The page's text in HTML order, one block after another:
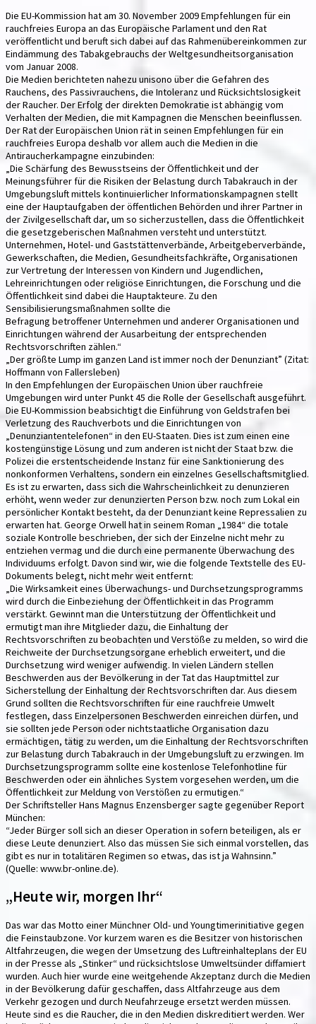
Die EU-Kommission hat am 30. November 2009 Empfehlungen für ein
rauchfreies Europa an das Europäische Parlament und den Rat
veröffentlicht und beruft sich dabei auf das Rahmenübereinkommen zur
Eindämmung des Tabakgebrauchs der Weltgesundheitsorganisation
vom Januar 2008.
Die Medien berichteten nahezu unisono über die Gefahren des
Rauchens, des Passivrauchens, die Intoleranz und Rücksichtslosigkeit
der Raucher. Der Erfolg der direkten Demokratie ist abhängig vom
Verhalten der Medien, die mit Kampagnen die Menschen beeinflussen.
Der Rat der Europäischen Union rät in seinen Empfehlungen für ein
rauchfreies Europa deshalb vor allem auch die Medien in die
Antiraucherkampagne einzubinden:
„Die Schärfung des Bewusstseins der Öffentlichkeit und der
Meinungsführer für die Risiken der Belastung durch Tabakrauch in der
Umgebungsluft mittels kontinuierlicher Informationskampagnen stellt
eine der Hauptaufgaben der öffentlichen Behörden und ihrer Partner in
der Zivilgesellschaft dar, um so sicherzustellen, dass die Öffentlichkeit
die gesetzgeberischen Maßnahmen versteht und unterstützt.
Unternehmen, Hotel- und Gaststättenverbände, Arbeitgeberverbände,
Gewerkschaften, die Medien, Gesundheitsfachkräfte, Organisationen
zur Vertretung der Interessen von Kindern und Jugendlichen,
Lehreinrichtungen oder religiöse Einrichtungen, die Forschung und die
Öffentlichkeit sind dabei die Hauptakteure. Zu den
Sensibilisierungsmaßnahmen sollte die
Befragung betroffener Unternehmen und anderer Organisationen und
Einrichtungen während der Ausarbeitung der entsprechenden
Rechtsvorschriften zählen.“
„Der größte Lump im ganzen Land ist immer noch der Denunziant” (Zitat:
Hoffmann von Fallersleben)
In den Empfehlungen der Europäischen Union über rauchfreie
Umgebungen wird unter Punkt 45 die Rolle der Gesellschaft ausgeführt.
Die EU-Kommission beabsichtigt die Einführung von Geldstrafen bei
Verletzung des Rauchverbots und die Einrichtungen von
„Denunziantentelefonen“ in den EU-Staaten. Dies ist zum einen eine
kostengünstige Lösung und zum anderen ist nicht der Staat bzw. die
Polizei die erstentscheidende Instanz für eine Sanktionierung des
nonkonformen Verhaltens, sondern ein einzelnes Gesellschaftsmitglied.
Es ist zu erwarten, dass sich die Wahrscheinlichkeit zu denunzieren
erhöht, wenn weder zur denunzierten Person bzw. noch zum Lokal ein
persönlicher Kontakt besteht, da der Denunziant keine Repressalien zu
erwarten hat. George Orwell hat in seinem Roman „1984“ die totale
soziale Kontrolle beschrieben, der sich der Einzelne nicht mehr zu
entziehen vermag und die durch eine permanente Überwachung des
Individuums erfolgt. Davon sind wir, wie die folgende Textstelle des EU-
Dokuments belegt, nicht mehr weit entfernt:
„Die Wirksamkeit eines Überwachungs- und Durchsetzungsprogramms
wird durch die Einbeziehung der Öffentlichkeit in das Programm
verstärkt. Gewinnt man die Unterstützung der Öffentlichkeit und
ermutigt man ihre Mitglieder dazu, die Einhaltung der
Rechtsvorschriften zu beobachten und Verstöße zu melden, so wird die
Reichweite der Durchsetzungsorgane erheblich erweitert, und die
Durchsetzung wird weniger aufwendig. In vielen Ländern stellen
Beschwerden aus der Bevölkerung in der Tat das Hauptmittel zur
Sicherstellung der Einhaltung der Rechtsvorschriften dar. Aus diesem
Grund sollten die Rechtsvorschriften für eine rauchfreie Umwelt
festlegen, dass Einzelpersonen Beschwerden einreichen dürfen, und
sie sollten jede Person oder nichtstaatliche Organisation dazu
ermächtigen, tätig zu werden, um die Einhaltung der Rechtsvorschriften
zur Belastung durch Tabakrauch in der Umgebungsluft zu erzwingen. Im
Durchsetzungsprogramm sollte eine kostenlose Telefonhotline für
Beschwerden oder ein ähnliches System vorgesehen werden, um die
Öffentlichkeit zur Meldung von Verstößen zu ermutigen.“
Der Schriftsteller Hans Magnus Enzensberger sagte gegenüber Report
München:
“Jeder Bürger soll sich an dieser Operation in sofern beteiligen, als er
diese Leute denunziert. Also das müssen Sie sich einmal vorstellen, das
gibt es nur in totalitären Regimen so etwas, das ist ja Wahnsinn.”
(Quelle: www.br-online.de).
„Heute wir, morgen Ihr“
Das war das Motto einer Münchner Old- und Youngtimerinitiative gegen
die Feinstaubzone. Vor kurzem waren es die Besitzer von historischen
Altfahrzeugen, die wegen der Umsetzung des Luftreinhalteplans der EU
in der Presse als „Stinker“ und rücksichtslose Umweltsünder diffamiert
wurden. Auch hier wurde eine weitgehende Akzeptanz durch die Medien
in der Bevölkerung dafür geschaffen, dass Altfahrzeuge aus dem
Verkehr gezogen und durch Neufahrzeuge ersetzt werden müssen.
Heute sind es die Raucher, die in den Medien diskreditiert werden. Wer